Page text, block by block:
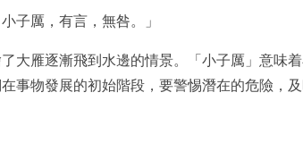
子厲，有言，無咎。」
大雁逐漸飛到水邊的情景。「小子厲」意味
事物發展的初始階段，要警惕潛在的危險，